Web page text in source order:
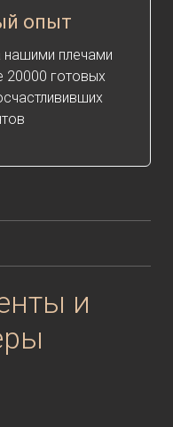
опыт
плечами
20000 готовых
и